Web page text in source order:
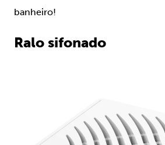
banheiro!
Ralo sifonado